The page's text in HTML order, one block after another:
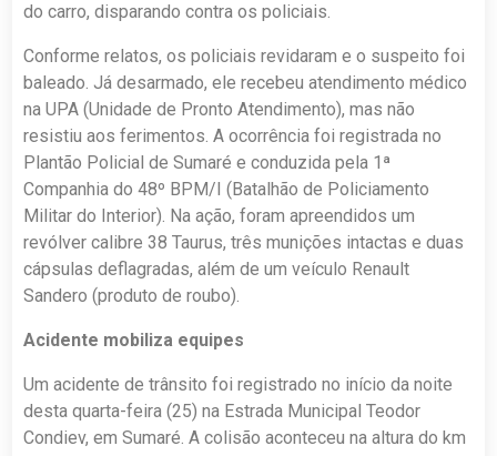
do carro, disparando contra os policiais.
Conforme relatos, os policiais revidaram e o suspeito foi
baleado. Já desarmado, ele recebeu atendimento médico
na UPA (Unidade de Pronto Atendimento), mas não
resistiu aos ferimentos. A ocorrência foi registrada no
Plantão Policial de Sumaré e conduzida pela 1ª
Companhia do 48º BPM/I (Batalhão de Policiamento
Militar do Interior). Na ação, foram apreendidos um
revólver calibre 38 Taurus, três munições intactas e duas
cápsulas deflagradas, além de um veículo Renault
Sandero (produto de roubo).
Acidente mobiliza equipes
Um acidente de trânsito foi registrado no início da noite
desta quarta-feira (25) na Estrada Municipal Teodor
Condiev, em Sumaré. A colisão aconteceu na altura do km